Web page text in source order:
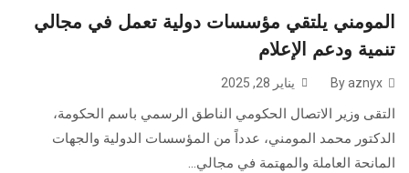
المومني يلتقي مؤسسات دولية تعمل في مجالي
تنمية ودعم الإعلام
يناير 28, 2025
التقى وزير الاتصال الحكومي الناطق الرسمي باسم الحكومة،
الدكتور محمد المومني، عدداً من المؤسسات الدولية والجهات
المانحة العاملة والمهتمة في مجالي...